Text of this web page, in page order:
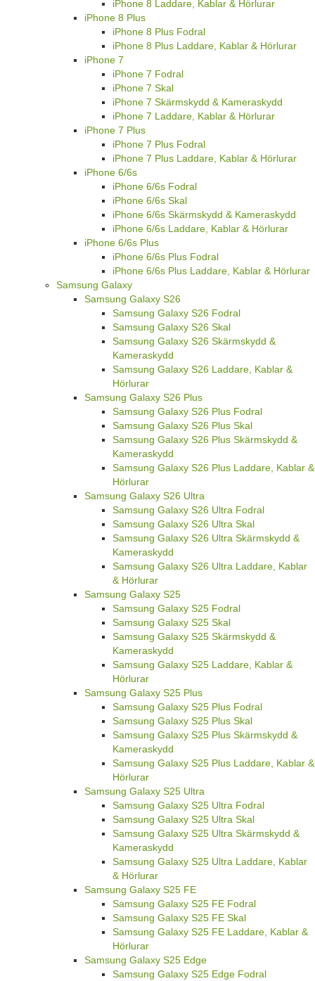
iPhone 8 Laddare, Kablar & Hörlurar
iPhone 8 Plus
iPhone 8 Plus Fodral
iPhone 8 Plus Laddare, Kablar & Hörlurar
iPhone 7
iPhone 7 Fodral
iPhone 7 Skal
iPhone 7 Skärmskydd & Kameraskydd
iPhone 7 Laddare, Kablar & Hörlurar
iPhone 7 Plus
iPhone 7 Plus Fodral
iPhone 7 Plus Laddare, Kablar & Hörlurar
iPhone 6/6s
iPhone 6/6s Fodral
iPhone 6/6s Skal
iPhone 6/6s Skärmskydd & Kameraskydd
iPhone 6/6s Laddare, Kablar & Hörlurar
iPhone 6/6s Plus
iPhone 6/6s Plus Fodral
iPhone 6/6s Plus Laddare, Kablar & Hörlurar
Samsung Galaxy
Samsung Galaxy S26
Samsung Galaxy S26 Fodral
Samsung Galaxy S26 Skal
Samsung Galaxy S26 Skärmskydd &
Kameraskydd
Samsung Galaxy S26 Laddare, Kablar &
Hörlurar
Samsung Galaxy S26 Plus
Samsung Galaxy S26 Plus Fodral
Samsung Galaxy S26 Plus Skal
Samsung Galaxy S26 Plus Skärmskydd &
Kameraskydd
Samsung Galaxy S26 Plus Laddare, Kablar &
Hörlurar
Samsung Galaxy S26 Ultra
Samsung Galaxy S26 Ultra Fodral
Samsung Galaxy S26 Ultra Skal
Samsung Galaxy S26 Ultra Skärmskydd &
Kameraskydd
Samsung Galaxy S26 Ultra Laddare, Kablar
& Hörlurar
Samsung Galaxy S25
Samsung Galaxy S25 Fodral
Samsung Galaxy S25 Skal
Samsung Galaxy S25 Skärmskydd &
Kameraskydd
Samsung Galaxy S25 Laddare, Kablar &
Hörlurar
Samsung Galaxy S25 Plus
Samsung Galaxy S25 Plus Fodral
Samsung Galaxy S25 Plus Skal
Samsung Galaxy S25 Plus Skärmskydd &
Kameraskydd
Samsung Galaxy S25 Plus Laddare, Kablar &
Hörlurar
Samsung Galaxy S25 Ultra
Samsung Galaxy S25 Ultra Fodral
Samsung Galaxy S25 Ultra Skal
Samsung Galaxy S25 Ultra Skärmskydd &
Kameraskydd
Samsung Galaxy S25 Ultra Laddare, Kablar
& Hörlurar
Samsung Galaxy S25 FE
Samsung Galaxy S25 FE Fodral
Samsung Galaxy S25 FE Skal
Samsung Galaxy S25 FE Laddare, Kablar &
Hörlurar
Samsung Galaxy S25 Edge
Samsung Galaxy S25 Edge Fodral